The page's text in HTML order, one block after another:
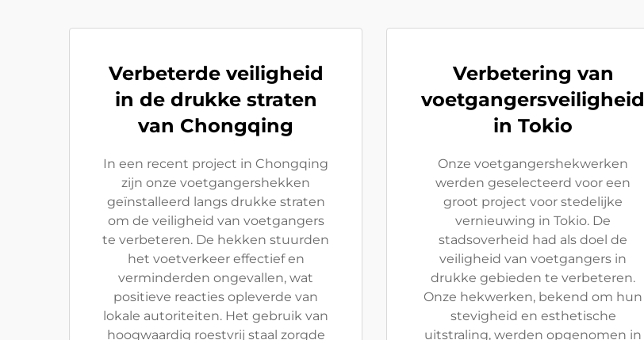
Verbeterde veiligheid
in de drukke straten
van Chongqing
In een recent project in Chongqing
zijn onze voetgangershekken
geïnstalleerd langs drukke straten
om de veiligheid van voetgangers
te verbeteren. De hekken stuurden
het voetverkeer effectief en
verminderden ongevallen, wat
positieve reacties opleverde van
lokale autoriteiten. Het gebruik van
hoogwaardig roestvrij staal zorgde
Verbetering van
voetgangersveiligheid
in Tokio
Onze voetgangershekwerken
werden geselecteerd voor een
groot project voor stedelijke
vernieuwing in Tokio. De
stadsoverheid had als doel de
veiligheid van voetgangers in
drukke gebieden te verbeteren.
Onze hekwerken, bekend om hun
stevigheid en esthetische
uitstraling, werden opgenomen in